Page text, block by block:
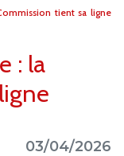
tient sa ligne
: la
03/04/2026